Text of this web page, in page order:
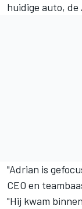
huidige auto, de
"Adrian is
CEO en
"Hij kwam